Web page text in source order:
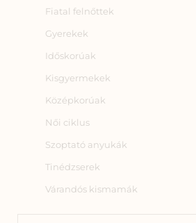
Fiatal felnőttek
Gyerekek
Időskorúak
Kisgyermekek
Középkorúak
Női ciklus
Szoptató anyukák
Tinédzserek
Várandós kismamák